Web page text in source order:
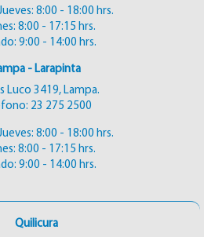
8:00 - 18:00 hrs.
8:00 - 17:15 hrs.
9:00 - 14:00 hrs.
- Larapinta
Luco 3419, Lampa.
23 275 2500
8:00 - 18:00 hrs.
8:00 - 17:15 hrs.
9:00 - 14:00 hrs.
Quilicura